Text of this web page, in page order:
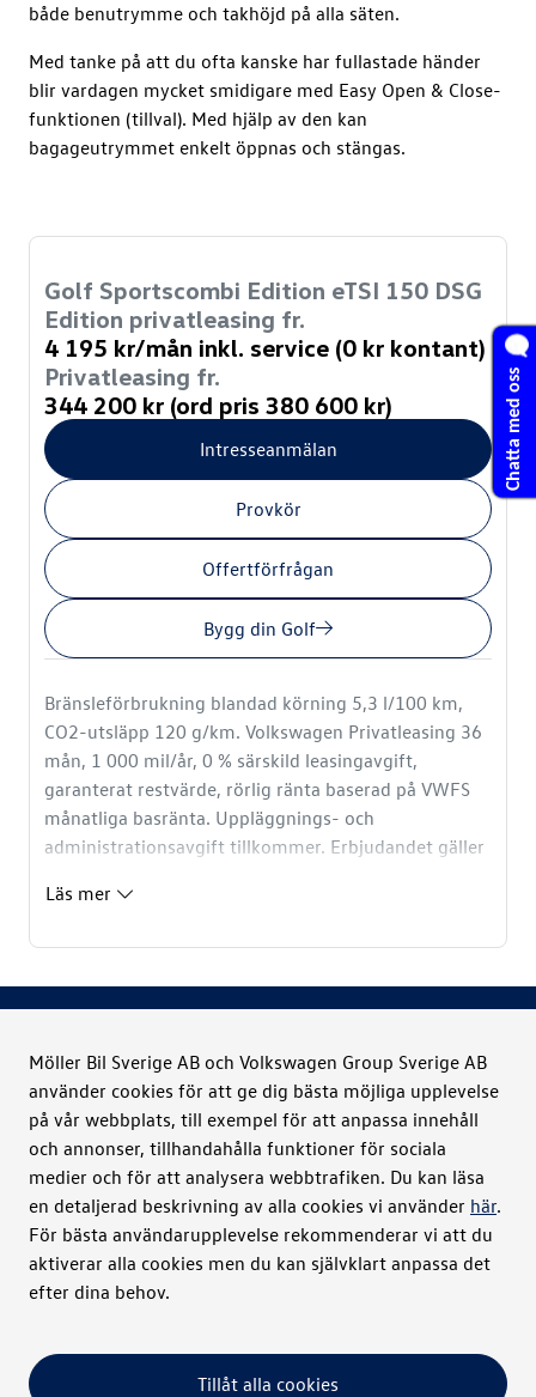
Möller Bil Sverige AB och Volkswagen Group Sverige AB
använder cookies för att ge dig bästa möjliga upplevelse
på vår webbplats, till exempel för att anpassa innehåll
och annonser, tillhandahålla funktioner för sociala
medier och för att analysera webbtrafiken. Du kan läsa
en detaljerad beskrivning av alla cookies vi använder här.
För bästa användarupplevelse rekommenderar vi att du
aktiverar alla cookies men du kan självklart anpassa det
efter dina behov.
Tillåt alla cookies
både benutrymme och takhöjd på alla säten.
Med tanke på att du ofta kanske har fullastade händer
blir vardagen mycket smidigare med Easy Open & Close-
funktionen (tillval). Med hjälp av den kan
bagageutrymmet enkelt öppnas och stängas.
Golf Sportscombi Edition eTSI 150 DSG
Edition privatleasing fr.
4 195 kr/mån inkl. service (0 kr kontant)
Privatleasing fr.
344 200 kr (ord pris 380 600 kr)
Intresseanmälan
Provkör
Offertförfrågan
Bygg din Golf
Bränsleförbrukning blandad körning 5,3 l/100 km,
CO2-utsläpp 120 g/km. Volkswagen Privatleasing 36
mån, 1 000 mil/år, 0 % särskild leasingavgift,
garanterat restvärde, rörlig ränta baserad på VWFS
månatliga basränta. Uppläggnings- och
administrationsavgift tillkommer. Erbjudandet gäller
Läs mer
Möller Bil Sverige
Kontakt
Bilar
Chatta med oss